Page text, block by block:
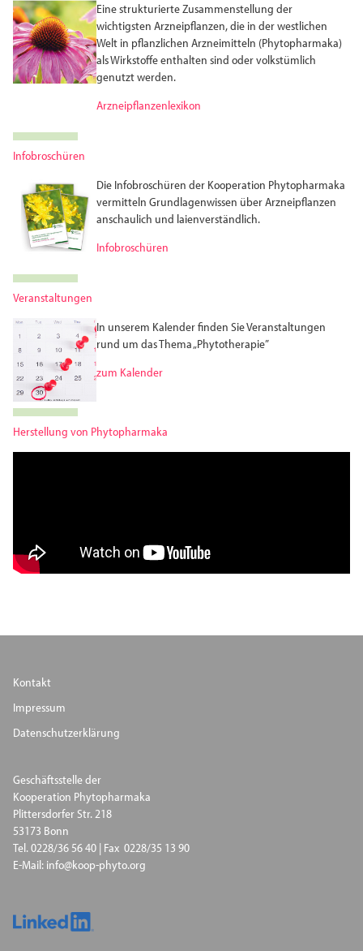
Eine strukturierte Zusammenstellung der
wichtigsten Arznei­pflanzen, die in der westlichen
Welt in pflanzlichen Arznei­mitteln (Phytopharmaka)
als Wirkstoffe enthalten sind oder volks­tümlich
genutzt werden.
Arzneipflanzenlexikon
Infobroschüren
Die Infobroschüren der Kooperation Phytopharmaka
vermitteln Grundlagenwissen über Arzneipflanzen
anschaulich und laienverständlich.
Infobroschüren
Veranstaltungen
In unserem Kalender finden Sie Veranstaltungen
rund um das Thema „Phytotherapie”
zum Kalender
Herstellung von Phytopharmaka
Kontakt
Impressum
Datenschutzerklärung
Geschäftsstelle der
Kooperation Phytopharmaka
Plittersdorfer Str. 218
53173 Bonn
Tel. 0228/36 56 40 | Fax 0228/35 13 90
E-Mail: info@koop-phyto.org